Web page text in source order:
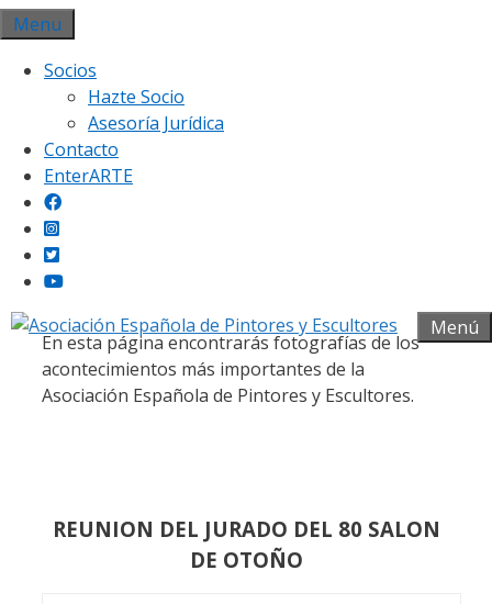
Saltar
al
contenido
Menu
Socios
Hazte Socio
Asesoría Jurídica
Contacto
EnterARTE
Menú
Galería fotográfica
En esta página encontrarás fotografías de los
acontecimientos más importantes de la
Asociación Española de Pintores y Escultores.
REUNION DEL JURADO DEL 80 SALON
DE OTOÑO